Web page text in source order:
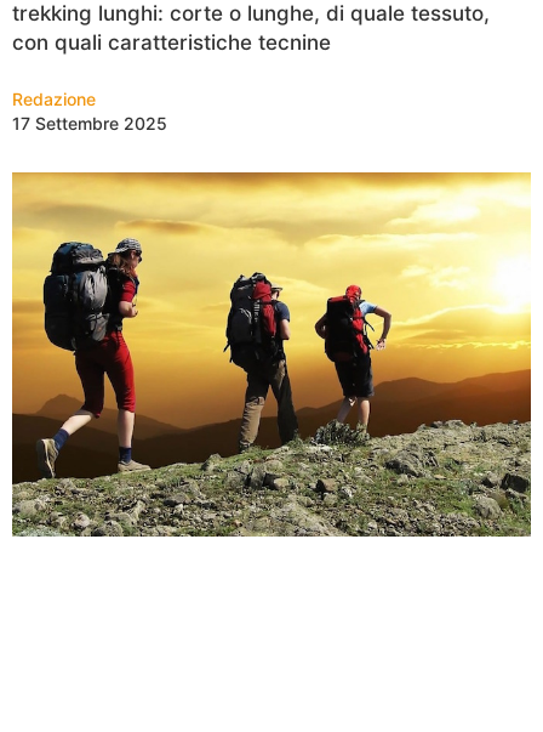
trekking lunghi: corte o lunghe, di quale tessuto,
con quali caratteristiche tecnine
Redazione
17 Settembre 2025